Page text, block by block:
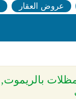
عروض العقار